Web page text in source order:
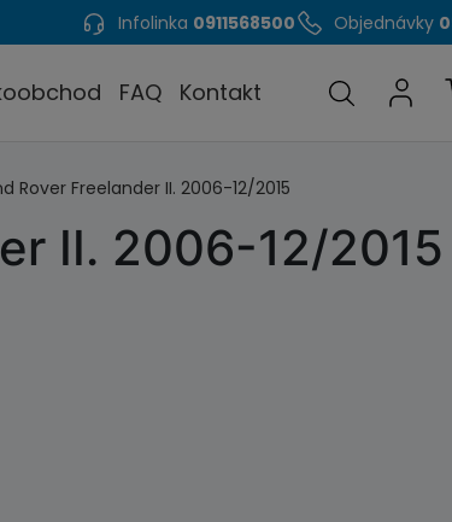
Infolinka 0911568500 Objednávky
FAQ Kontakt
Rover Freelander II. 2006-12/2015
II. 2006-12/2015